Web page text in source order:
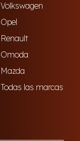
Volkswagen
Opel
Renault
Omoda
Mazda
Todas las marcas